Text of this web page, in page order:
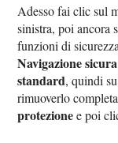
Adesso fai clic sul
sinistra, poi ancora
funzioni di
Navigazione sicura
standard, quindi
rimuoverlo
protezionee poi